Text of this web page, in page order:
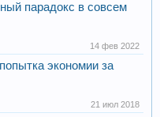
парадокс в совсем
14 фев 2022
экономии за
21 июл 2018